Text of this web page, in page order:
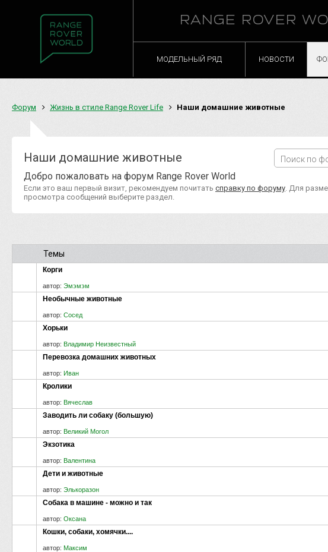
RANGE ROVER
МОДЕЛЬНЫЙ РЯД НОВОСТИ
Форум Жизнь в стиле Range Rover Life Наши домашние животные
Наши домашние животные
Добро пожаловать на форум Range Rover World
Если это ваш первый визит, рекомендуем почитать справку по форуму . Для
просмотра сообщений выберите раздел.
Темы
Корги
автор: Эмэмэм
Необычные животные
автор: Сосед
Хорьки
автор: Владимир Неизвестный
Перевозка домашних животных
автор: Иван
Кролики
автор: Вячеслав
Заводить ли собаку (большую)
автор: Великий Могол
Экзотика
автор: Валентина
Дети и животные
автор: Элькоразон
Собака в машине - можно и так
автор: Оксана
Кошки, собаки, хомячки....
автор: Максим